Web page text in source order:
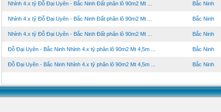
Nhỉnh 4.x tỷ Đỗ Đại Uyên - Bắc Ninh Đất phân lô 90m2 Mt ... Bắc Ninh
Nhỉnh 4.x tỷ Đỗ Đại Uyên - Bắc Ninh Đất phân lô 90m2 Mt ... Bắc Ninh
Nhỉnh 4.x tỷ Đỗ Đại Uyên - Bắc Ninh Đất phân lô 90m2 Mt ... Bắc Ninh
Đỗ Đại Uyên - Bắc Ninh Nhỉnh 4.x tỷ phân lô 90m2 Mt 4,5m ... Bắc Ninh
Đỗ Đại Uyên - Bắc Ninh Nhỉnh 4.x tỷ phân lô 90m2 Mt 4,5m ... Bắc Ninh